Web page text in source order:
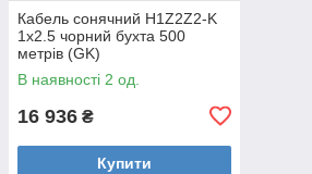
Кабель сонячний H1Z2Z2-K
1х2.5 чорний бухта 500
метрів (GK)
В наявності 2 од.
16 936 ₴
Купити